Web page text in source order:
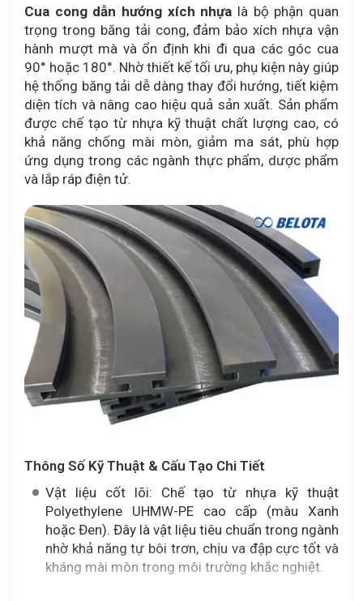
Cua cong dẫn hướng xích nhựa là bộ phận quan
trọng trong băng tải cong, đảm bảo xích nhựa vận
hành mượt mà và ổn định khi đi qua các góc cua
90° hoặc 180°. Nhờ thiết kế tối ưu, phụ kiện này giúp
hệ thống băng tải dễ dàng thay đổi hướng, tiết kiệm
diện tích và nâng cao hiệu quả sản xuất. Sản phẩm
được chế tạo từ nhựa kỹ thuật chất lượng cao, có
khả năng chống mài mòn, giảm ma sát, phù hợp
ứng dụng trong các ngành thực phẩm, dược phẩm
và lắp ráp điện tử.
Thông Số Kỹ Thuật & Cấu Tạo Chi Tiết
Vật liệu cốt lõi: Chế tạo từ nhựa kỹ thuật
Polyethylene UHMW-PE cao cấp (màu Xanh
hoặc Đen). Đây là vật liệu tiêu chuẩn trong ngành
nhờ khả năng tự bôi trơn, chịu va đập cực tốt và
kháng mài mòn trong môi trường khắc nghiệt.